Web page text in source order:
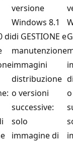
di
versione
Windows 8.1
di GESTIONE e
manutenzione
immagini
distribuzione
o versioni
successive:
solo
immagine di